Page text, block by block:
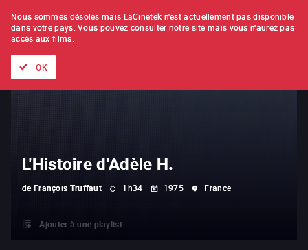
À L'UNITÉ ABONNEMENT
L'Histoire d'Adèle H.
de François Truffaut 1h34 1975 France
Ajouter à une playlist
Nous sommes désolés mais LaCinetek n'est actuellement pas disponible
dans votre pays. Vous pouvez consulter notre site mais vous n'aurez pas
accès aux films.
OK